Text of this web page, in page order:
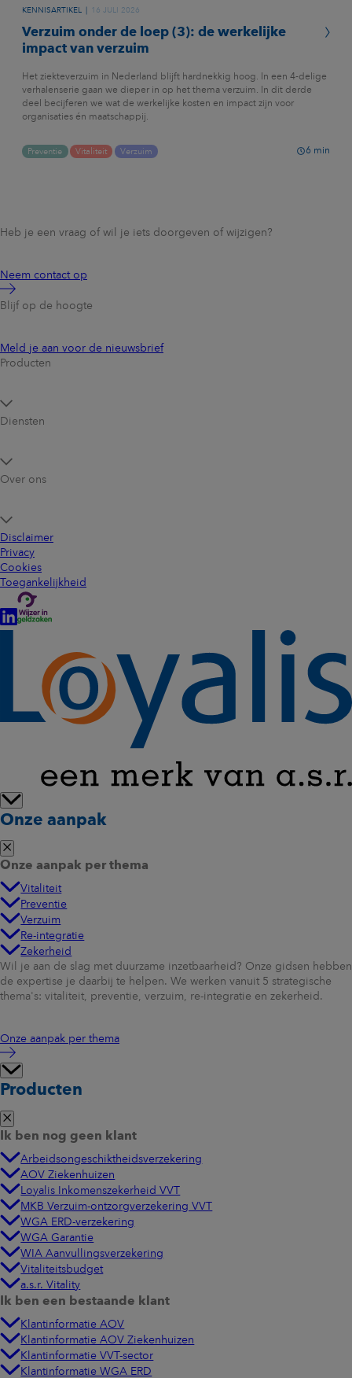
KENNISARTIKEL 16 JULI 2026
Verzuim onder de loep (3): de werkelijke
impact van verzuim
Het ziekteverzuim in Nederland blijft hardnekkig hoog. In een 4-delige
verhalenserie gaan we dieper in op het thema verzuim. In dit derde
deel becijferen we wat de werkelijke kosten en impact zijn voor
organisaties én maatschappij.
Preventie Vitaliteit Verzuim 6 min
Heb je een vraag of wil je iets doorgeven of wijzigen?
Neem contact op
Blijf op de hoogte
Meld je aan voor de nieuwsbrief
Producten
Diensten
Over ons
Disclaimer
Privacy
Cookies
Toegankelijkheid
Onze aanpak
Onze aanpak per thema
Vitaliteit
Preventie
Verzuim
Re-integratie
Zekerheid
Wil je aan de slag met duurzame inzetbaarheid? Onze gidsen hebben
de expertise je daarbij te helpen. We werken vanuit 5 strategische
thema's: vitaliteit, preventie, verzuim, re-integratie en zekerheid.
Onze aanpak per thema
Producten
Ik ben nog geen klant
Arbeidsongeschiktheidsverzekering
AOV Ziekenhuizen
Loyalis Inkomenszekerheid VVT
MKB Verzuim-ontzorgverzekering VVT
WGA ERD-verzekering
WGA Garantie
WIA Aanvullingsverzekering
Vitaliteitsbudget
a.s.r. Vitality
Ik ben een bestaande klant
Klantinformatie AOV
Klantinformatie AOV Ziekenhuizen
Klantinformatie VVT-sector
Klantinformatie WGA ERD